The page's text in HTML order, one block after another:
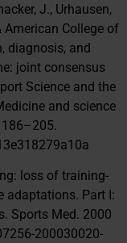
J., Urhausen,
American College of
diagnosis, and
joint consensus
Science and the
and science
186–205.
loss of training-
adaptations. Part I:
Sports Med. 2000
200030020-